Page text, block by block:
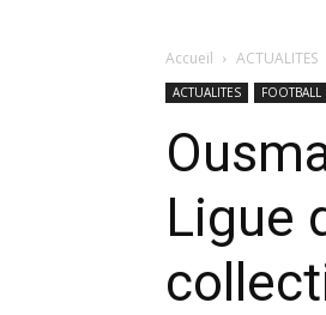
Accueil ACTUALITES
ACTUALITES FOOTBALL
Ligue